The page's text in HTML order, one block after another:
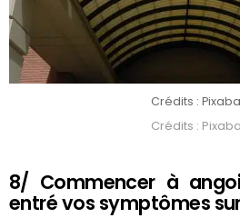
Crédits :
Crédits :
8/ Commencer à
entré vos symptômes